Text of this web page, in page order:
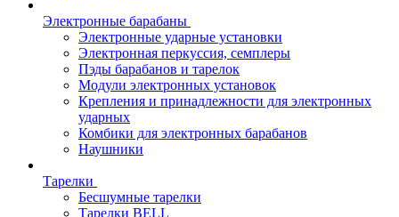
Электронные барабаны
Электронные ударные установки
Электронная перкуссия, семплеры
Пэды барабанов и тарелок
Модули электронных установок
Крепления и принадлежности для электронных
ударных
Комбики для электронных барабанов
Наушники
Тарелки
Бесшумные тарелки
Тарелки BELL